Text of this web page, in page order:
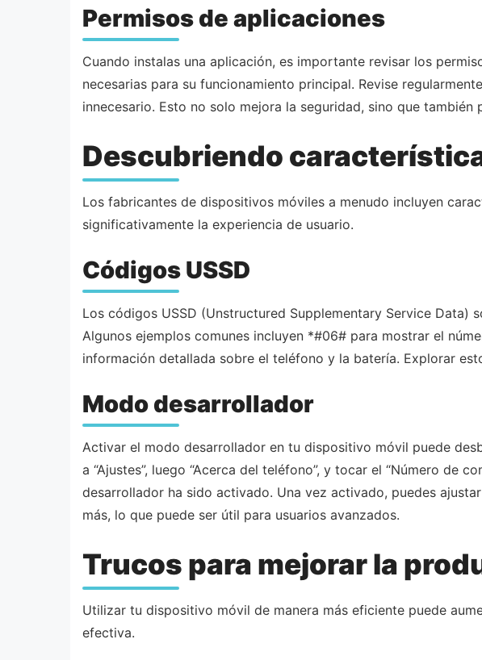
Permisos de aplicaciones
Cuando instalas una aplicación, es importante revisar los
necesarias para su funcionamiento principal. Revise
innecesario. Esto no solo mejora la seguridad, sino que
Descubriendo
Los fabricantes de dispositivos móviles a menudo incluyen
significativamente la experiencia de usuario.
Códigos USSD
Los códigos USSD (Unstructured Supplementary Service
Algunos ejemplos comunes incluyen *#06# para mostrar el
información detallada sobre el teléfono y la batería. Explorar
Modo desarrollador
Activar el modo desarrollador en tu dispositivo móvil puede
a “Ajustes”, luego “Acerca del teléfono”, y tocar el “Número de
desarrollador ha sido activado. Una vez activado, puedes
más, lo que puede ser útil para usuarios avanzados.
Trucos para mejorar la
Utilizar tu dispositivo móvil de manera más eficiente puede
efectiva.